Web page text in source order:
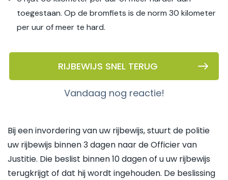
toegestaan. Op de bromfiets is de norm 30 kilometer
per uur of meer te hard.
RIJBEWIJS SNEL TERUG
vandaag nog reactie!
Bij een invordering van uw rijbewijs, stuurt de politie
uw rijbewijs binnen 3 dagen naar de Officier van
Justitie. Die beslist binnen 10 dagen of u uw rijbewijs
terugkrijgt of dat hij wordt ingehouden. De beslissing